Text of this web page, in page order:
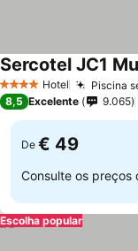
4 EstrelasHotel Piscina
Sercotel JC1
8,5 Excelente 9.065
De € 49
Consulte os preços
Escolha popular